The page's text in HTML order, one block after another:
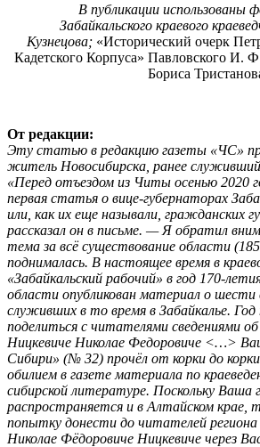
В публикации использованы
Забайкальского краевого
Кузнецова; «Исторический очерк
Кадетского Корпуса» Павловского И.
Бориса
От редакции:
Эту статью в редакцию газеты «ЧС»
житель Новосибирска, ранее
«Перед отъездом из Читы осенью 2020
первая статья о вице-губернаторах
или, как их еще называли, гражданских
рассказал он в письме. — Я обратил
тема за всё существование области
поднималась. В настоящее время в
«Забайкальский рабочий» в год 170-
области опубликован материал о шести
служивших в то время в Забайкалье. Год
поделиться с читателями сведениями об
Ницкевиче Николае Федоровиче <…>
Сибири» (№ 32) прочёл от корки до
обилием в газете материала по
сибирской литературе. Поскольку Ваша
распространяется и в Алтайском крае,
попытку донести до читателей
Николае Фёдоровиче Ницкевиче через